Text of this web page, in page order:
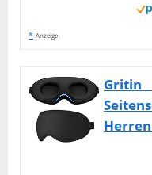
* Anzeige